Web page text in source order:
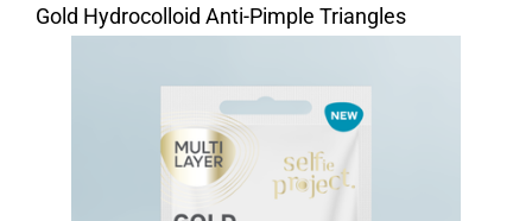
Gold Hydrocolloid Anti-Pimple Triangles